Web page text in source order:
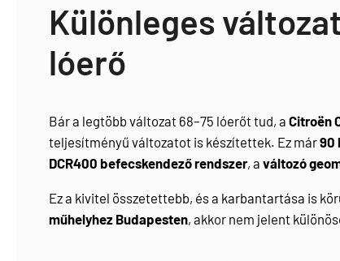
Különleges
lóerő
Bár a legtöbb változat 68–75 lóerőt tud, a Citroën
teljesítményű változatot is készítettek. Ez már90
DCR400 befecskendező rendszer, a változó
Ez a kivitel összetettebb, és a karbantartása is
műhelyhez Budapesten, akkor nem jelent